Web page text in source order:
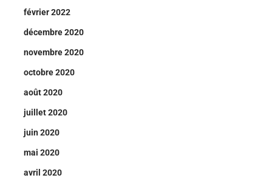
février 2022
décembre 2020
novembre 2020
octobre 2020
août 2020
juillet 2020
juin 2020
mai 2020
avril 2020